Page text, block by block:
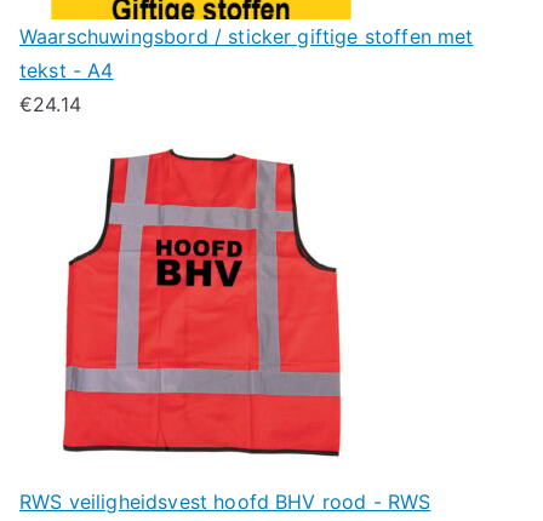
Waarschuwingsbord / sticker giftige stoffen met
tekst - A4
€24.14
RWS veiligheidsvest hoofd BHV rood - RWS